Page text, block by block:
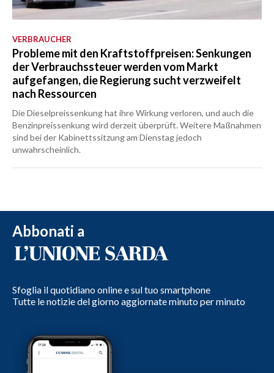
VERBRAUCHER
Probleme mit den Kraftstoffpreisen: Senkungen
der Verbrauchssteuer werden vom Markt
aufgefangen, die Regierung sucht verzweifelt
nach Ressourcen
Die Dieselpreissenkung hat ihre Wirkung verloren, und auch die
Benzinpreissenkung wird derzeit überprüft. Weitere Maßnahmen
sind bei der Kabinettssitzung am Dienstag jedoch
unwahrscheinlich.
Abbonati a
Sfoglia il quotidiano online e sul tuo smartphone
Tutte le notizie del giorno aggiornate minuto per minuto